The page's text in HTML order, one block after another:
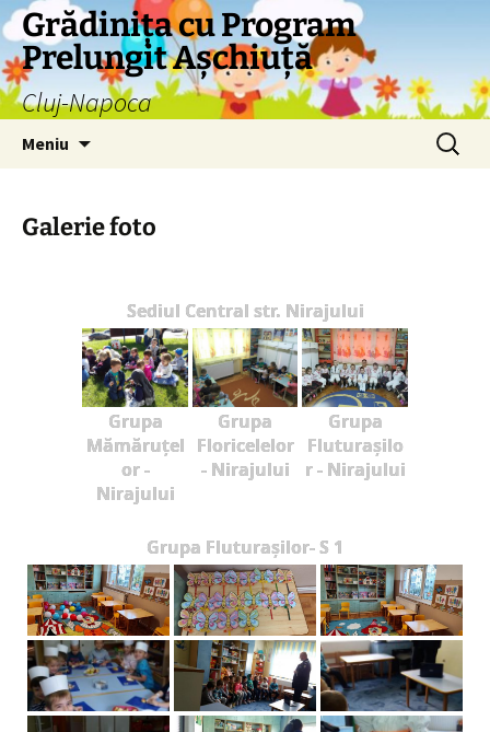
Grădinița cu Program
Prelungit Așchiuță
Cluj-Napoca
Meniu
Caută
după:
Galerie foto
Sediul Central str. Nirajului
Grupa
Mămăruțel
or -
Nirajului
Grupa
Floricelelor
- Nirajului
Grupa
Fluturașilo
r - Nirajului
Grupa Fluturașilor- S 1